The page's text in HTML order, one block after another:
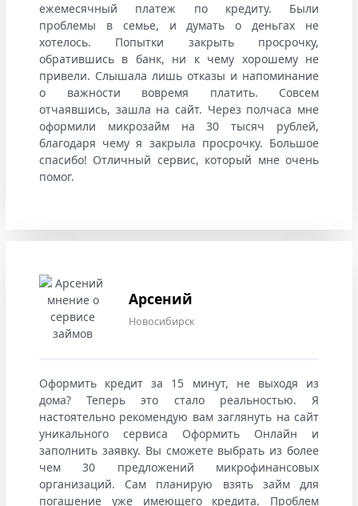
ежемесячный платеж по кредиту. Были
проблемы в семье, и думать о деньгах не
хотелось. Попытки закрыть просрочку,
обратившись в банк, ни к чему хорошему не
привели. Слышала лишь отказы и напоминание
о важности вовремя платить. Совсем
отчаявшись, зашла на сайт. Через полчаса мне
оформили микрозайм на 30 тысяч рублей,
благодаря чему я закрыла просрочку. Большое
спасибо! Отличный сервис, который мне очень
помог.
Арсений
Новосибирск
Оформить кредит за 15 минут, не выходя из
дома? Теперь это стало реальностью. Я
настоятельно рекомендую вам заглянуть на сайт
уникального сервиса Оформить Онлайн и
заполнить заявку. Вы сможете выбрать из более
чем 30 предложений микрофинансовых
организаций. Сам планирую взять займ для
погашение уже имеющего кредита. Проблем